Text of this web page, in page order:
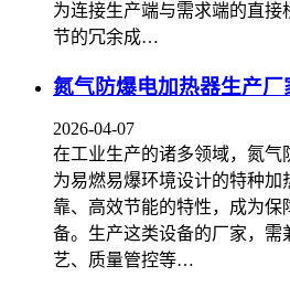
为连接生产端与需求端的直接
节的冗余成…
氮气防爆电加热器生产厂
2026-04-07
在工业生产的诸多领域，氮气
为易燃易爆环境设计的特种加
靠、高效节能的特性，成为保
备。生产这类设备的厂家，需
艺、质量管控等…